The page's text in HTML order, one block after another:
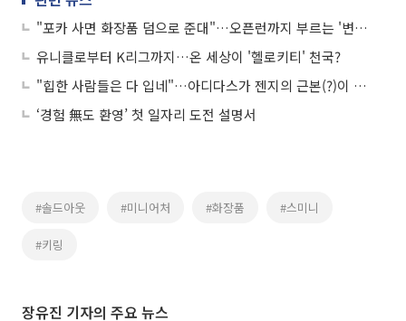
"포카 사면 화장품 덤으로 준대"…오픈런까지 부르는 '변우석 활용법'
유니클로부터 K리그까지…온 세상이 '헬로키티' 천국?
"힙한 사람들은 다 입네"…아디다스가 젠지의 근본(?)이 된 이유
‘경험 無도 환영’ 첫 일자리 도전 설명서
#솔드아웃 #미니어처 #화장품 #스미니
#키링
장유진 기자의 주요 뉴스